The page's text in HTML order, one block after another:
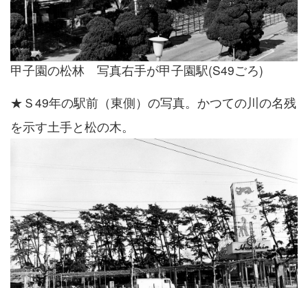
甲子園の松林 写真右手が甲子園駅(S49ごろ)
★Ｓ49年の駅前（東側）の写真。かつての川の名残
を示す土手と松の木。